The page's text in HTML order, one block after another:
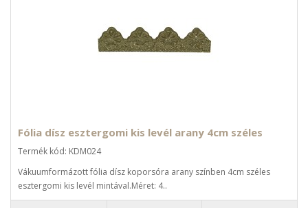
Fólia dísz esztergomi kis levél arany 4cm széles
Termék kód: KDM024
Vákuumformázott fólia dísz koporsóra arany színben 4cm széles
esztergomi kis levél mintával.Méret: 4..